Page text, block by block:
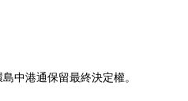
中港通保留最終決定權。